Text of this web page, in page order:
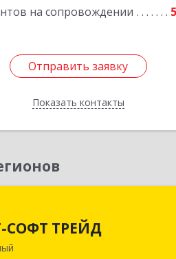
на сопровождении
Отправить заявку
Показать контакты
Отправить заявку
Назад
СОФТ ТРЕЙД
364013, Чеченская Респ, Грозный г,